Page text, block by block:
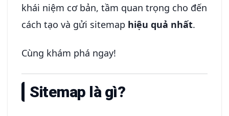
khái niệm cơ bản, tầm quan trọng cho đến
cách tạo và gửi sitemap hiệu quả nhất.
Cùng khám phá ngay!
Sitemap là gì?